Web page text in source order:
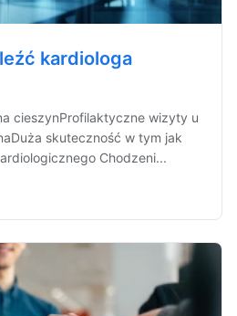
kardiologa
cieszynProfilaktyczne wizyty u
skuteczność w tym jak
Chodzeni...